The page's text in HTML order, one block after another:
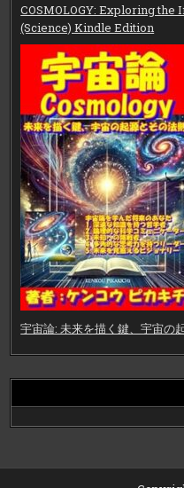
COSMOLOGY: Exploring the
(Science) Kindle Edition
宇宙論: 未来を描く鍵、宇宙の